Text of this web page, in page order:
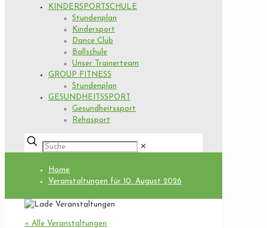
KINDERSPORTSCHULE
Stundenplan
Kindersport
Dance Club
Ballschule
Unser Trainerteam
GROUP FITNESS
Stundenplan
GESUNDHEITSSPORT
Gesundheitssport
Rehasport
✕
Home
Veranstaltungen für 10. August 2026
« Alle Veranstaltungen